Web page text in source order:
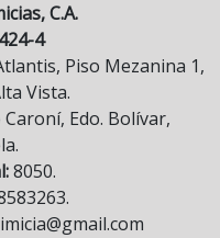
C.A.
4
Piso Mezanina 1,
Vista.
Edo. Bolívar,
8050.